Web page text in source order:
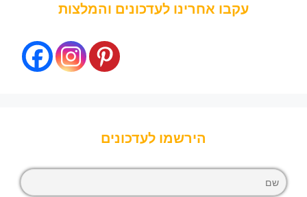
עקבו אחרינו לעדכונים והמלצות
הירשמו לעדכונים